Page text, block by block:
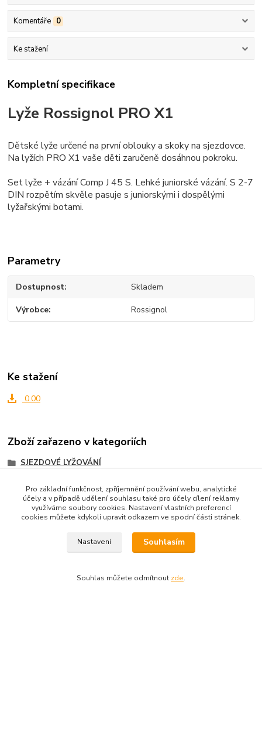
Komentáře 0
Ke stažení
Kompletní specifikace
Lyže Rossignol PRO X1
Dětské lyže určené na první oblouky a skoky na sjezdovce.
Na lyžích PRO X1 vaše děti zaručeně dosáhnou pokroku.
Set lyže + vázání Comp J 45 S. Lehké juniorské vázání. S 2-7
DIN rozpětím skvěle pasuje s juniorskými i dospělými
lyžařskými botami.
Parametry
Dostupnost Skladem
Výrobce Rossignol
Ke stažení
0.00
Zboží zařazeno v kategoriích
SJEZDOVÉ LYŽOVÁNÍ
Dotazy na zboží: 733 739 371, 603 467 274
Kozlovská 3214/15b Přerov 75002
Pro základní funkčnost, zpříjemnění používání webu, analytické
účely a v případě udělení souhlasu také pro účely cílení reklamy
využíváme soubory cookies. Nastavení vlastních preferencí
cookies můžete kdykoli upravit odkazem ve spodní části stránek.
Nastavení Souhlasím
Souhlas můžete odmítnout zde.